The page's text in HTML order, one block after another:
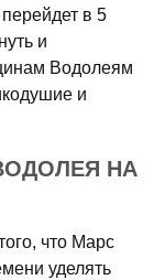
в 5
и
Водолеям
и
НА
что Марс
уделять